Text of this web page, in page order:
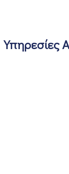
Υπηρεσίες